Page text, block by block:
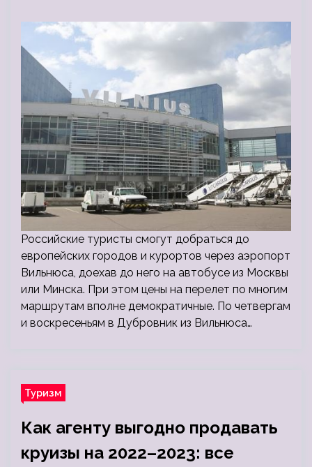
Российские туристы смогут добраться до
европейских городов и курортов через аэропорт
Вильнюса, доехав до него на автобусе из Москвы
или Минска. При этом цены на перелет по многим
маршрутам вполне демократичные. По четвергам
и воскресеньям в Дубровник из Вильнюса…
Туризм
Как агенту выгодно продавать
круизы на 2022–2023: все